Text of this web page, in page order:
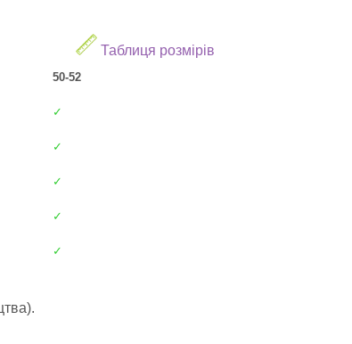
Таблиця розмірів
50-52
✓
✓
✓
✓
✓